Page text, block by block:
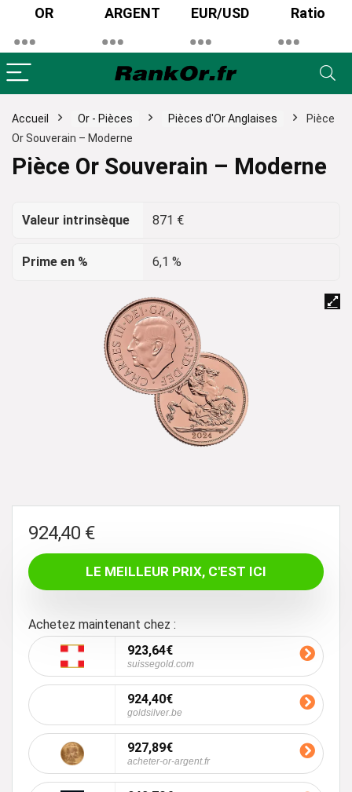
OR ARGENT EUR/USD Ratio
Accueil Or - Pièces Pièces d'Or Anglaises
Pièce
Or Souverain – Moderne
Pièce Or Souverain – Moderne
Valeur intrinsèque 871 €
Prime en % 6,1 %
924,40 €
LE MEILLEUR PRIX, C'EST ICI
Achetez maintenant chez :
923,64€
suissegold.com
924,40€
goldsilver.be
927,89€
acheter-or-argent.fr